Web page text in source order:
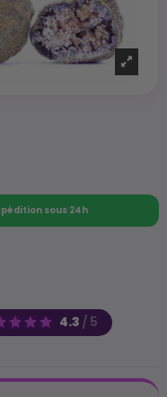
sous 24h
4.3 / 5